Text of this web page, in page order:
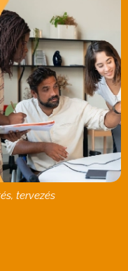
tervezés